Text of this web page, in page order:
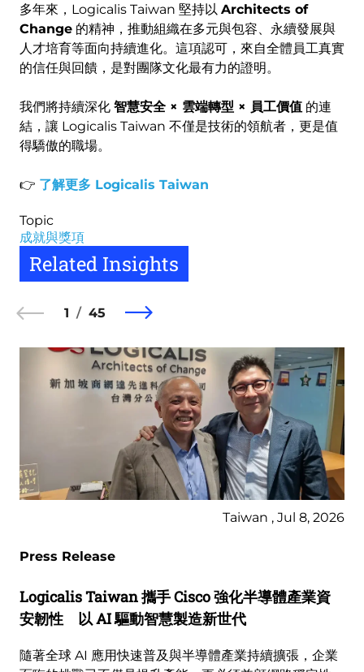
多年來，Logicalis Taiwan 堅持以 Architects of
Change 的精神，推動組織在多元與包容、永續發展與
人才培育等面向持續進化。這項認可，來自全體員工真實
的信任與回饋，是對團隊文化最有力的證明。
我們將持續深化 智慧安全 × 雲端轉型 × 員工價值 的連
結，讓 Logicalis Taiwan 不僅是技術的領航者，更是值
得驕傲的職場。
👉 了解更多 Logicalis Taiwan
Topic
成就與獎項
Related Insights
1 45
Taiwan , Jul 8, 2026
Press Release
Logicalis Taiwan 攜手 Cisco 強化半導體產業資
安韌性 以 AI 驅動智慧製造新世代
隨著全球 AI 應用快速普及與半導體產業持續擴張，企業